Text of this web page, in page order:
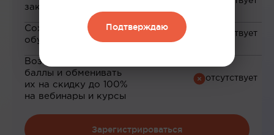
закладки
Сохранение прогресса по
обучению
Возможность зарабатывать
баллы и обменивать
их на скидку до 100%
на вебинары и курсы
Зарегистрироваться
Подтверждаю